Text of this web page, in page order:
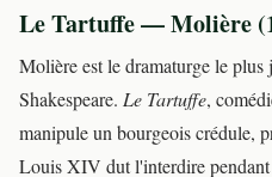
Le Tartuffe — Molière
Molière est le dramaturge le plus
Shakespeare. Le Tartuffe,
manipule un bourgeois crédule,
Louis XIV dut l'interdire pendant